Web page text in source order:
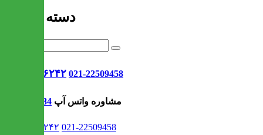
دسته بندی ها
021-۹۱۳۰۶۲۴۲ 021-22509458
09302308484 مشاوره واتس آپ
021-۹۱۳۰۶۲۴۲ 021-22509458